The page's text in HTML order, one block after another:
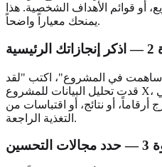
أو قوائم الأهداف الشخصية. هذا
يمنحك معياراً واضحاً.
ساهمت في المشروع"، اكتب "لقد
قدت تحليل البيانات للمشروع X، مما أدى إلى تحسن بنسبة 15% في
أو نتائج، أو اقتباسات من
التغذية الراجعة.